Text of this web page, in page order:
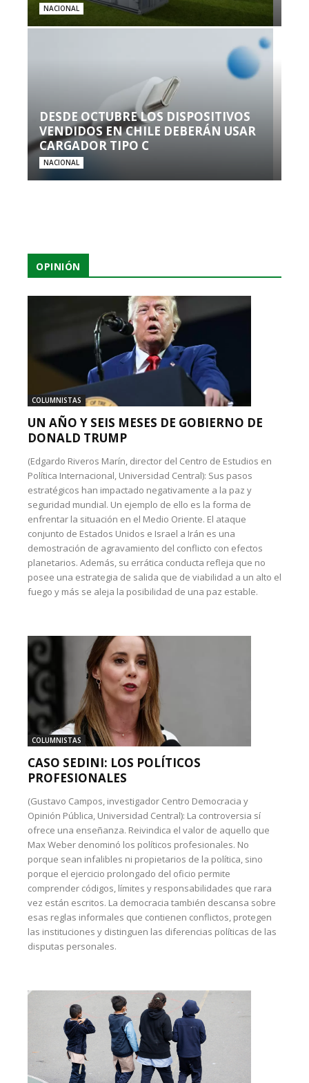
NACIONAL
DESDE OCTUBRE LOS DISPOSITIVOS
VENDIDOS EN CHILE DEBERÁN USAR
CARGADOR TIPO C
NACIONAL
OPINIÓN
COLUMNISTAS
UN AÑO Y SEIS MESES DE GOBIERNO DE
DONALD TRUMP
(Edgardo Riveros Marín, director del Centro de Estudios en
Política Internacional, Universidad Central): Sus pasos
estratégicos han impactado negativamente a la paz y
seguridad mundial. Un ejemplo de ello es la forma de
enfrentar la situación en el Medio Oriente. El ataque
conjunto de Estados Unidos e Israel a Irán es una
demostración de agravamiento del conflicto con efectos
planetarios. Además, su errática conducta refleja que no
posee una estrategia de salida que de viabilidad a un alto el
fuego y más se aleja la posibilidad de una paz estable.
COLUMNISTAS
CASO SEDINI: LOS POLÍTICOS
PROFESIONALES
(Gustavo Campos, investigador Centro Democracia y
Opinión Pública, Universidad Central): La controversia sí
ofrece una enseñanza. Reivindica el valor de aquello que
Max Weber denominó los políticos profesionales. No
porque sean infalibles ni propietarios de la política, sino
porque el ejercicio prolongado del oficio permite
comprender códigos, límites y responsabilidades que rara
vez están escritos. La democracia también descansa sobre
esas reglas informales que contienen conflictos, protegen
las instituciones y distinguen las diferencias políticas de las
disputas personales.